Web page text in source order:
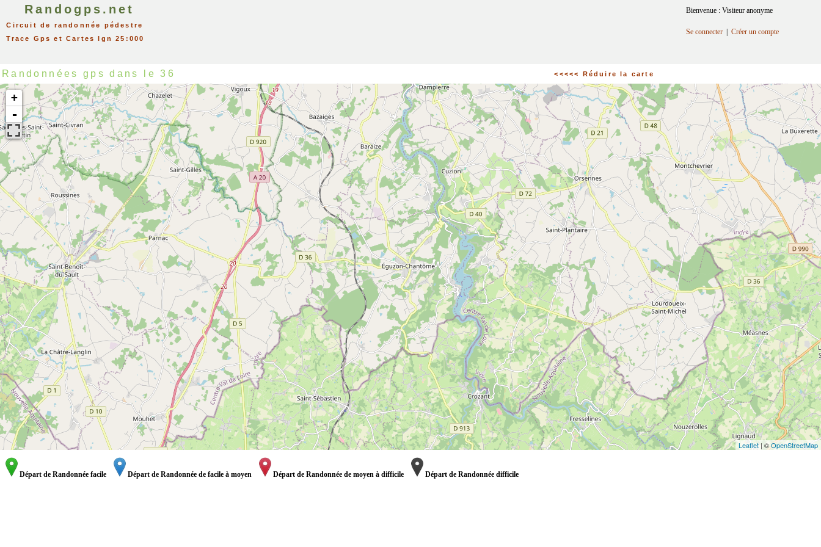
Randogps.net
Circuit de randonnée pédestre
Trace Gps et Cartes Ign 25:000
Bienvenue : Visiteur anonyme
Se connecter Créer un compte
Randonnées gps dans le 36 <<<<< Réduire la carte
+
-
Leaflet | ©OpenStreetMap
Départ de Randonnée facile Départ de Randonnée de facile à moyen Départ de Randonnée de moyen à difficile Départ de Randonnée difficile